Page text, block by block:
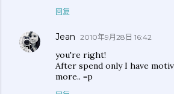
回复
Jean 2010年9月28日 16:42
you're right!
After spend only I have
more.. =p